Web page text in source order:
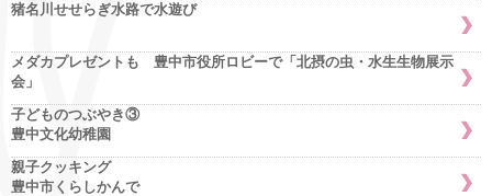
猪名川せせらぎ水路で水遊び
メダカプレゼントも 豊中市役所ロビーで「北摂の虫・水生生物展示
会」
子どものつぶやき③
豊中文化幼稚園
親子クッキング
豊中市くらしかんで